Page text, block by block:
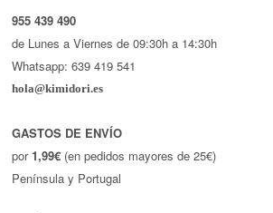
955 439 490
de Lunes a Viernes de 09:30h a 14:30h
Whatsapp: 639 419 541
hola@kimidori.es
GASTOS DE ENVÍO
por 1,99€ (en pedidos mayores de 25€)
Península y Portugal